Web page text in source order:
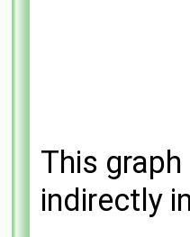
This
indirectly